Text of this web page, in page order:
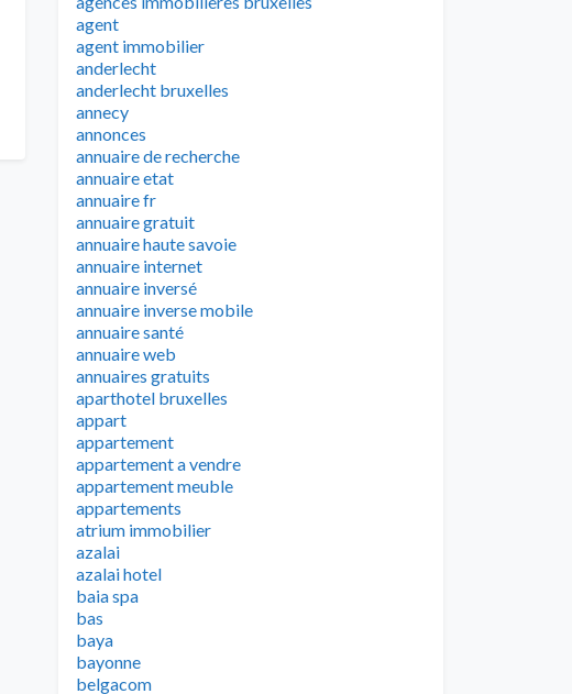
agent
agent immobilier
anderlecht
anderlecht bruxelles
annecy
annonces
annuaire de recherche
annuaire etat
annuaire fr
annuaire gratuit
annuaire haute savoie
annuaire internet
annuaire inversé
annuaire inverse mobile
annuaire santé
annuaire web
annuaires gratuits
aparthotel bruxelles
appart
appartement
appartement a vendre
appartement meuble
appartements
atrium immobilier
azalai
azalai hotel
baia spa
bas
baya
bayonne
belgacom